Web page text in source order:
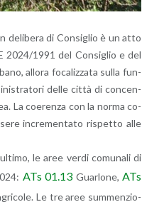
de­li­be­ra di Con­si­glio è un atto
2024/1991 del Con­si­glio e del
al­lo­ra fo­ca­liz­za­ta sulla fun­
delle città di con­cen­
La coe­ren­za con la norma co­
in­cre­men­ta­to ri­spet­to alle
le aree verdi co­mu­na­li di
ATs 01.13 Guar­lo­ne,ATs
Le tre aree sum­men­zio­